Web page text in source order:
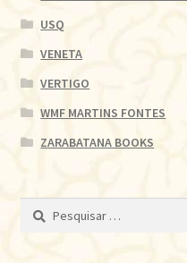
USQ
VENETA
VERTIGO
WMF MARTINS FONTES
ZARABATANA BOOKS
Pesquisar